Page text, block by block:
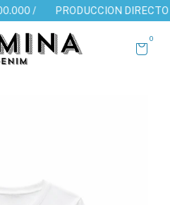
PRODUCCION DIRECTO DE
0